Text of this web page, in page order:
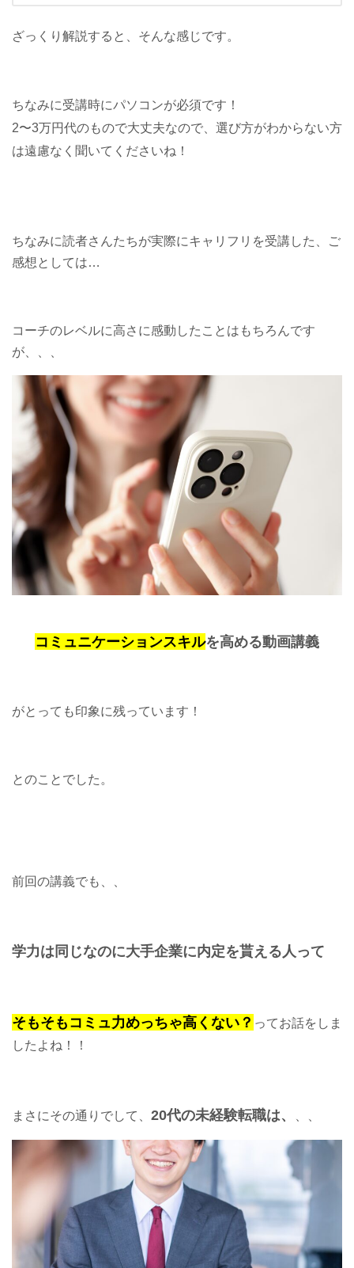
ざっくり解説すると、そんな感じです。
ちなみに受講時にパソコンが必須です！
2〜3万円代のもので大丈夫なので、選び方がわからない方
は遠慮なく聞いてくださいね！
ちなみに読者さんたちが実際にキャリフリを受講した、ご
感想としては…
コーチのレベルに高さに感動したことはもちろんです
が、、、
コミュニケーションスキルを高める動画講義
がとっても印象に残っています！
とのことでした。
前回の講義でも、、
学力は同じなのに大手企業に内定を貰える人って
そもそもコミュ力めっちゃ高くない？ ってお話をしま
したよね！！
まさにその通りでして、 20代の未経験転職は、 、、